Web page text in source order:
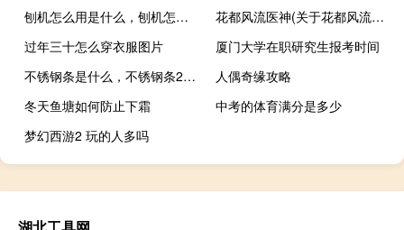
刨机怎么用是什么，刨机怎么用2021价格和图文详情
花都风流医神(关于花都风流医神简述)
过年三十怎么穿衣服图片
厦门大学在职研究生报考时间
不锈钢条是什么，不锈钢条2021价格和图文详情
人偶奇缘攻略
冬天鱼塘如何防止下霜
中考的体育满分是多少
梦幻西游2 玩的人多吗